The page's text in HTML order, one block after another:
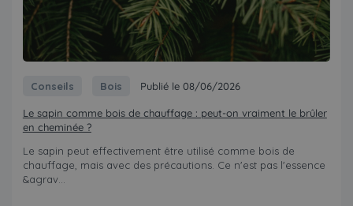
Conseils Bois Publié le 08/06/2026
Le sapin comme bois de chauffage : peut-on vraiment le brûler
en cheminée ?
Le sapin peut effectivement être utilisé comme bois de
chauffage, mais avec des précautions. Ce n'est pas l'essence
&agrav...